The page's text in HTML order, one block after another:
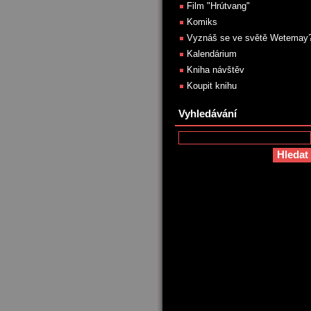
Film "Hrútvang"
Komiks
Vyznáš se ve světě
Kalendárium
Kniha návštěv
Koupit knihu
Vyhledávání